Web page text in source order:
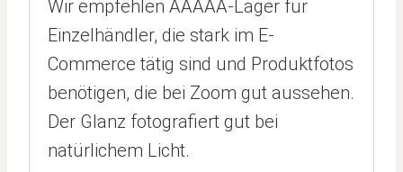
Wir empfehlen AAAAA-Lager für
Einzelhändler, die stark im E-
Commerce tätig sind und Produktfotos
benötigen, die bei Zoom gut aussehen.
Der Glanz fotografiert gut bei
natürlichem Licht.